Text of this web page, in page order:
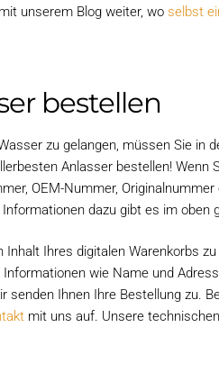
unserem Blog weiter, wo selbst
bestellen
zu gelangen, müssen Sie in
Anlasser bestellen!
OEM-Nummer,
dazu gibt es im oben
Inhalt Ihres digitalen Warenkorbs
wie Name und
senden Ihnen Ihre Bestellung zu.
mit uns auf. Unsere